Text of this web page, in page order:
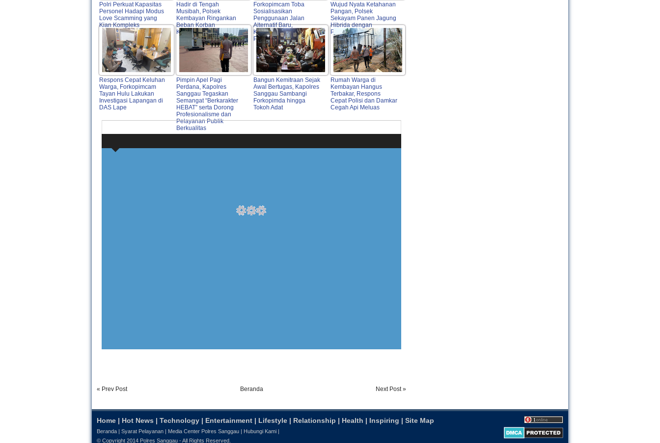
Polri Perkuat Kapasitas
Personel Hadapi Modus
Love Scamming yang
Kian Kompleks
Hadir di Tengah
Musibah, Polsek
Kembayan Ringankan
Beban Korban
Kebakaran Rumah
Forkopimcam Toba
Sosialisasikan
Penggunaan Jalan
Alternatif Baru,
Keselamatan Warga Jadi
Prioritas Utama
Wujud Nyata Ketahanan
Pangan, Polsek
Sekayam Panen Jagung
Hibrida dengan
Produktivitas Tinggi
Respons Cepat Keluhan
Warga, Forkopimcam
Tayan Hulu Lakukan
Investigasi Lapangan di
DAS Lape
Pimpin Apel Pagi
Perdana, Kapolres
Sanggau Tegaskan
Semangat “Berkarakter
HEBAT” serta Dorong
Profesionalisme dan
Pelayanan Publik
Berkualitas
Bangun Kemitraan Sejak
Awal Bertugas, Kapolres
Sanggau Sambangi
Forkopimda hingga
Tokoh Adat
Rumah Warga di
Kembayan Hangus
Terbakar, Respons
Cepat Polisi dan Damkar
Cegah Api Meluas
« Prev Post Next Post »
Beranda
Home | Hot News | Technology | Entertainment | Lifestyle | Relationship | Health | Inspiring | Site Map
Beranda | Syarat Pelayanan | Media Center Polres Sanggau | Hubungi Kami |
© Copyright 2014 Polres Sanggau - All Rights Reserved.